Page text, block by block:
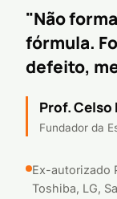
"Não
fórmula.
defeito,
Prof. Celso
Fundador da
Ex-autorizado
Toshiba, LG,